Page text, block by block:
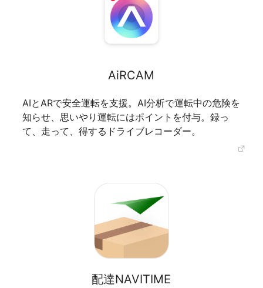
AiRCAM
AIとARで安全運転を支援。AI分析で運転中の危険を
知らせ、思いやり運転にはポイントを付与。録っ
て、走って、得するドライブレコーダー。
配達NAVITIME